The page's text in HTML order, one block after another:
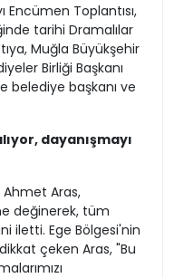
Encümen Toplantısı,
tarihi Dramalılar
Muğla Büyükşehir
Birliği Başkanı
belediye başkanı ve
dayanışmayı
Ahmet Aras,
değinerek, tüm
iletti. Ege Bölgesi'nin
çeken Aras, "Bu